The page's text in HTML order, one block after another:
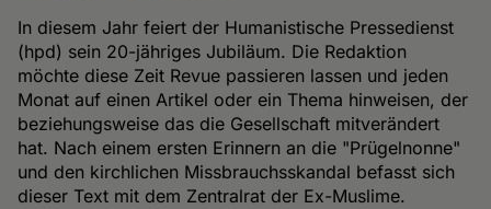
In diesem Jahr feiert der Humanistische Pressedienst
(hpd) sein 20-jähriges Jubiläum. Die Redaktion
möchte diese Zeit Revue passieren lassen und jeden
Monat auf einen Artikel oder ein Thema hinweisen, der
beziehungsweise das die Gesellschaft mitverändert
hat. Nach einem ersten Erinnern an die "Prügelnonne"
und den kirchlichen Missbrauchsskandal befasst sich
dieser Text mit dem Zentralrat der Ex-Muslime.